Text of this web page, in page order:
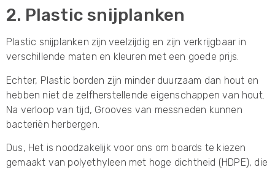
2. Plastic snijplanken
Plastic snijplanken zijn veelzijdig en zijn verkrijgbaar in
verschillende maten en kleuren met een goede prijs.
Echter, Plastic borden zijn minder duurzaam dan hout en
hebben niet de zelfherstellende eigenschappen van hout.
Na verloop van tijd, Grooves van messneden kunnen
bacteriën herbergen.
Dus, Het is noodzakelijk voor ons om boards te kiezen
gemaakt van polyethyleen met hoge dichtheid (HDPE), die